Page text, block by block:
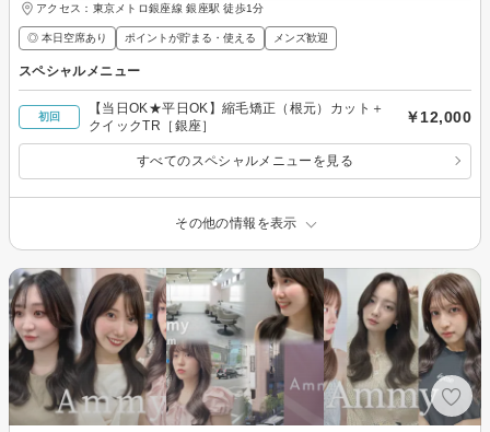
アクセス：東京メトロ銀座線 銀座駅 徒歩1分
◎ 本日空席あり ポイントが貯まる・使える メンズ歓迎
スペシャルメニュー
初回
【当日OK★平日OK】縮毛矯正（根元）カット＋
クイックTR［銀座］
￥12,000
すべてのスペシャルメニューを見る
その他の情報を表示